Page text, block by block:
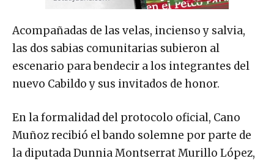
Acompañadas de las velas, incienso y salvia,
las dos sabias comunitarias subieron al
escenario para bendecir a los integrantes del
nuevo Cabildo y sus invitados de honor.
En la formalidad del protocolo oficial, Cano
Muñoz recibió el bando solemne por parte de
la diputada Dunnia Montserrat Murillo López,